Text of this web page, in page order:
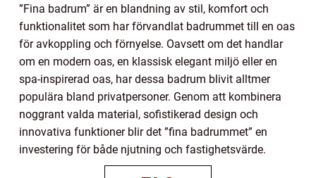
”Fina badrum” är en blandning av stil, komfort och
funktionalitet som har förvandlat badrummet till en oas
för avkoppling och förnyelse. Oavsett om det handlar
om en modern oas, en klassisk elegant miljö eller en
spa-inspirerad oas, har dessa badrum blivit alltmer
populära bland privatpersoner. Genom att kombinera
noggrant valda material, sofistikerad design och
innovativa funktioner blir det ”fina badrummet” en
investering för både njutning och fastighetsvärde.